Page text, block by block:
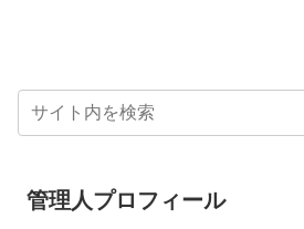
管理人プロフィール